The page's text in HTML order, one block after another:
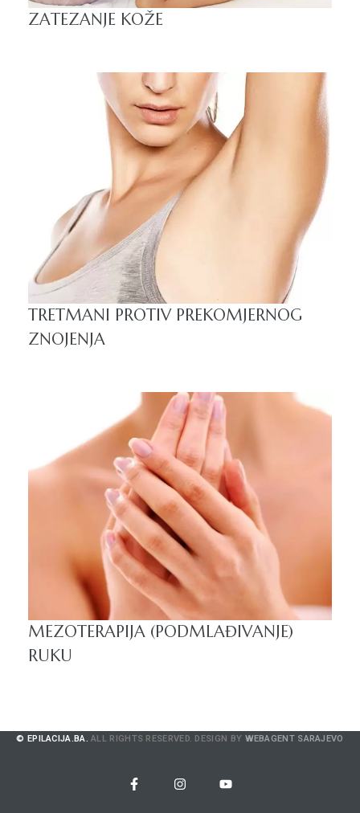
ZATEZANJE KOŽE
TRETMANI PROTIV PREKOMJERNOG
ZNOJENJA
MEZOTERAPIJA (PODMLAĐIVANJE)
RUKU
© EPILACIJA.BA. ALL RIGHTS RESERVED. DESIGN BY WEBAGENT SARAJEVO